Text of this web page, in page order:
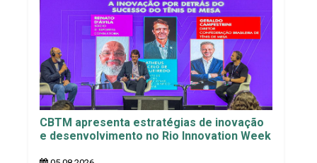
CBTM apresenta estratégias de inovação
e desenvolvimento no Rio Innovation Week